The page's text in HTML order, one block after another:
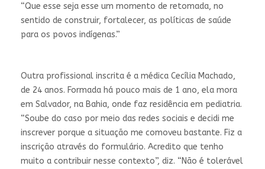
“Que esse seja esse um momento de retomada, no
sentido de construir, fortalecer, as políticas de saúde
para os povos indígenas.”
Outra profissional inscrita é a médica Cecília Machado,
de 24 anos. Formada há pouco mais de 1 ano, ela mora
em Salvador, na Bahia, onde faz residência em pediatria.
“Soube do caso por meio das redes sociais e decidi me
inscrever porque a situação me comoveu bastante. Fiz a
inscrição através do formulário. Acredito que tenho
muito a contribuir nesse contexto”, diz. “Não é tolerável